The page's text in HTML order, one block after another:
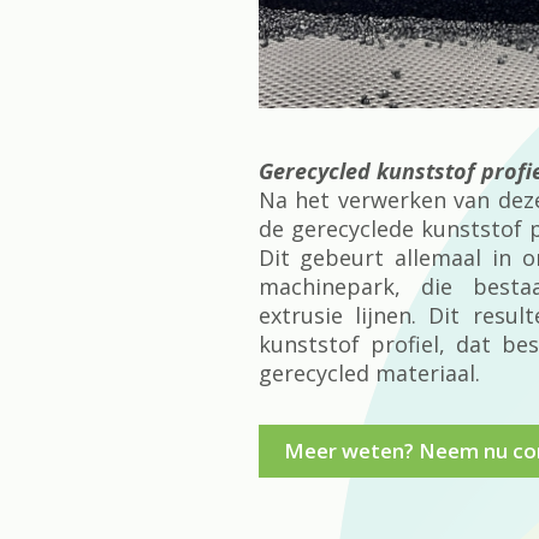
Gerecycled kunststof
Na het verwerken van
de gerecyclede kunststof
Dit gebeurt allemaal in
machinepark, die
extrusie lijnen. Dit
kunststof profiel, dat
gerecycled materiaal.
Meer weten? Neem nu